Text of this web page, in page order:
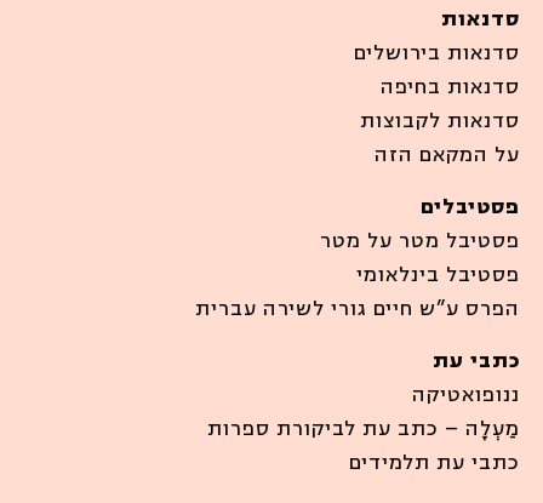
סדנאות
סדנאות בירושלים
סדנאות בחיפה
סדנאות לקבוצות
על המקאם הזה
פסטיבלים
פסטיבל מטר על מטר
פסטיבל בינלאומי
הפרס ע”ש חיים גורי לשירה עברית
כתבי עת
ננופואטיקה
מַעְלָה – כתב עת לביקורת ספרות
כתבי עת תלמידים